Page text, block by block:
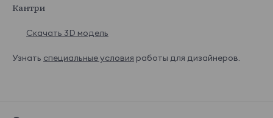
Кантри
Скачать 3D модель
Узнать специальные условия работы для дизайнеров.